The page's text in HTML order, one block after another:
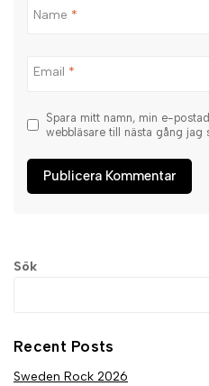
Name *
Email *
Spara mitt namn, min e-
webbläsare till nästa gång jag
Sök
Recent Posts
Sweden Rock 2026